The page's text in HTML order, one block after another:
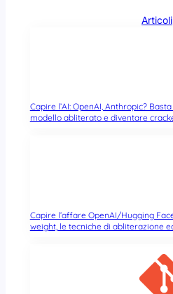
Articoli
Capire l’AI: OpenAI, Anthropic?
modello abliterato e diventare
Capire l’affare OpenAI/Hugging
weight, le tecniche di abliterazione